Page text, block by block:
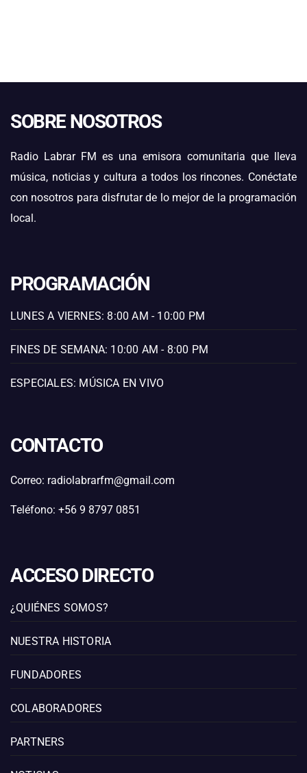
SOBRE NOSOTROS
Radio Labrar FM es una emisora comunitaria que lleva
música, noticias y cultura a todos los rincones. Conéctate
con nosotros para disfrutar de lo mejor de la programación
local.
PROGRAMACIÓN
LUNES A VIERNES: 8:00 AM - 10:00 PM
FINES DE SEMANA: 10:00 AM - 8:00 PM
ESPECIALES: MÚSICA EN VIVO
CONTACTO
Correo: radiolabrarfm@gmail.com
Teléfono: +56 9 8797 0851
ACCESO DIRECTO
¿QUIÉNES SOMOS?
NUESTRA HISTORIA
FUNDADORES
COLABORADORES
PARTNERS